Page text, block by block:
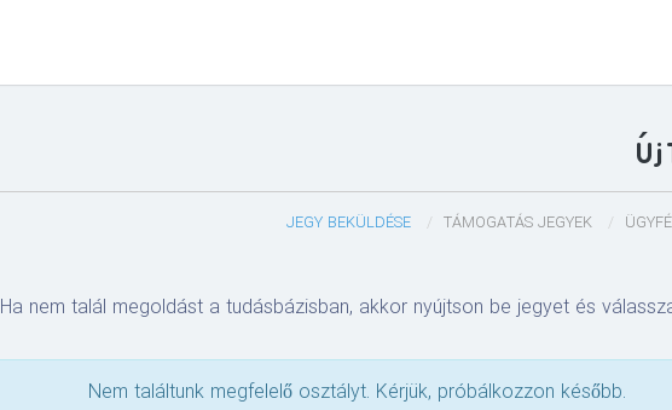
TÁMOGATÁS JEGYEK
Ha nem talál megoldást a tudásbázisban, akkor nyújtson be jegyet és
Nem találtunk megfelelő osztályt. Kérjük, próbálkozzon később.